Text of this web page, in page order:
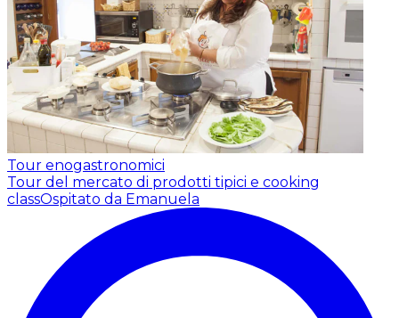
Tour enogastronomici
Tour del mercato di prodotti tipici e cooking
classOspitato da Emanuela